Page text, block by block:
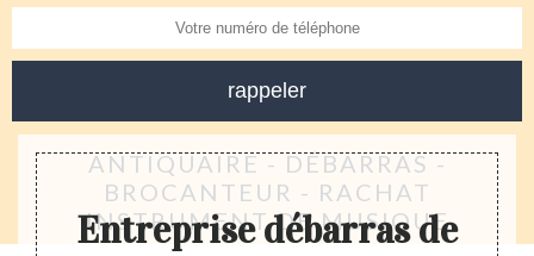
ANTIQUAIRE - DÉBARRAS -
BROCANTEUR - RACHAT
INSTRUMENT DE MUSIQUE
Entreprise débarras de